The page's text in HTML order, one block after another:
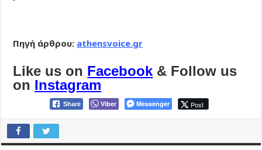
Πηγή άρθρου: athensvoice.gr
Like us on Facebook & Follow us
on Instagram
Share Viber Messenger Post